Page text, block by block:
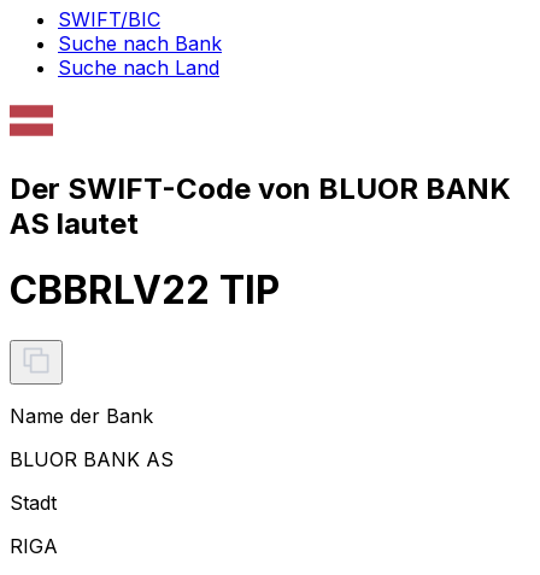
SWIFT/BIC
Suche nach Bank
Suche nach Land
Der SWIFT-Code von BLUOR BANK
AS lautet
CBBRLV22 TIP
Name der Bank
BLUOR BANK AS
Stadt
RIGA